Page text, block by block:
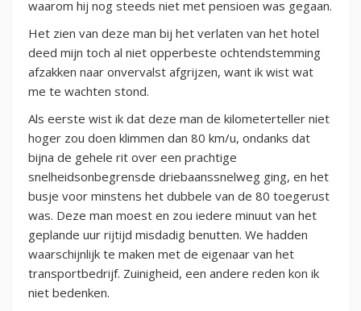
waarom hij nog steeds niet met pensioen was gegaan.
Het zien van deze man bij het verlaten van het hotel
deed mijn toch al niet opperbeste ochtendstemming
afzakken naar onvervalst afgrijzen, want ik wist wat
me te wachten stond.
Als eerste wist ik dat deze man de kilometerteller niet
hoger zou doen klimmen dan 80 km/u, ondanks dat
bijna de gehele rit over een prachtige
snelheidsonbegrensde driebaanssnelweg ging, en het
busje voor minstens het dubbele van de 80 toegerust
was. Deze man moest en zou iedere minuut van het
geplande uur rijtijd misdadig benutten. We hadden
waarschijnlijk te maken met de eigenaar van het
transportbedrijf. Zuinigheid, een andere reden kon ik
niet bedenken.